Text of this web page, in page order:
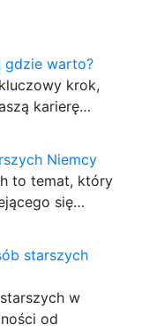
gdzie warto?
krok,
karierę…
Niemcy
to temat, który
się…
starszych
w
od